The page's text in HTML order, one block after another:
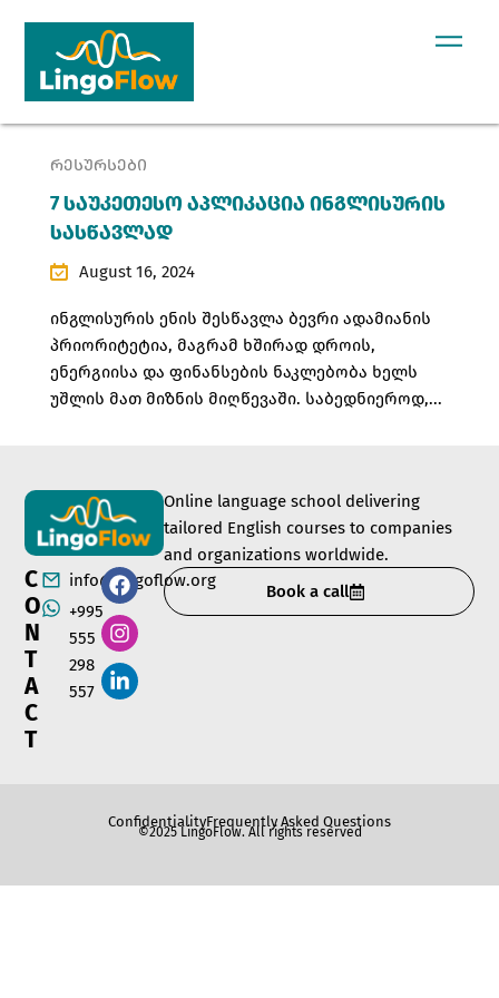
ᲠᲔᲡᲣᲠᲡᲔᲑᲘ
7 საუკეთესო აპლიკაცია ინგლისურის
სასწავლად
August 16, 2024
ინგლისურის ენის შესწავლა ბევრი ადამიანის
პრიორიტეტია, მაგრამ ხშირად დროის,
ენერგიისა და ფინანსების ნაკლებობა ხელს
უშლის მათ მიზნის მიღწევაში. საბედნიეროდ,...
Online language school delivering
tailored English courses to companies
and organizations worldwide.
C
O
N
T
A
C
T
info@lingoflow.org
+995
555
298
557
Book a call
ConfidentialityFrequently Asked Questions
©2025 LingoFlow. All rights reserved